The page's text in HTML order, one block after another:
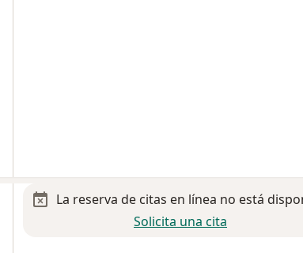
La reserva de citas en línea no está
Solicita una cita